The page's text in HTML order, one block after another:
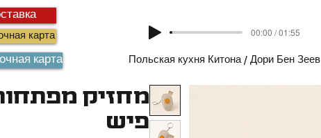
карта
карта
00:00 / 01:55
Польская кухня Китона / Дори Бен Зеев
מחזיק
פיש